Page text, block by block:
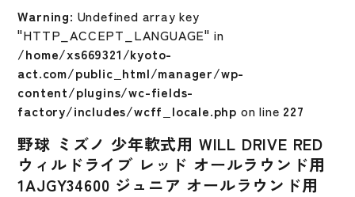
Warning: Undefined array key
"HTTP_ACCEPT_LANGUAGE" in
/home/xs669321/kyoto-
act.com/public_html/manager/wp-
content/plugins/wc-fields-
factory/includes/wcff_locale.php on line 227
野球 ミズノ 少年軟式用 WILL DRIVE RED
ウィルドライブ レッド オールラウンド用
1AJGY34600 ジュニア オールラウンド用